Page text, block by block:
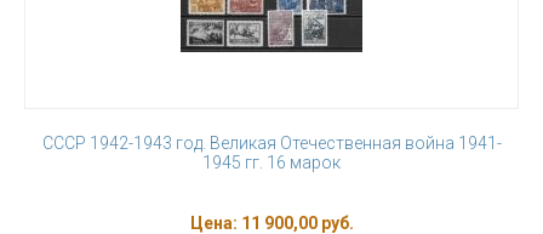
СССР 1942-1943 год. Великая Отечественная война 1941-
1945 гг. 16 марок
Цена: 11 900,00 руб.